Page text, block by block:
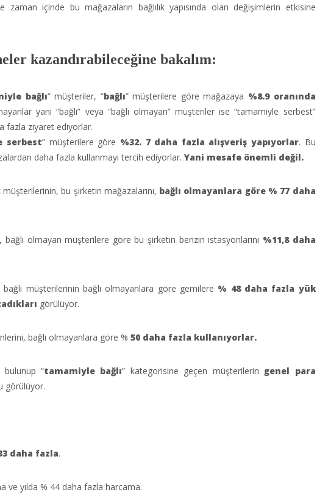
zaman içinde bu mağazaların bağlılık yapısında olan değişimlerin etkisine
kazandırabileceğine bakalım:
bağlı” müşteriler, “bağlı” müşterilere göre mağazaya %8.9 oranında
yani “bağlı” veya “bağlı olmayan” müşteriler ise “tamamiyle serbest”
fazla ziyaret ediyorlar.
serbest” müşterilere göre %32. 7 daha fazla alışveriş yapıyorlar. Bu
daha fazla kullanmayı tercih ediyorlar. Yani mesafe önemli değil.
bu şirketin mağazalarını, bağlı olmayanlara göre % 77 daha
olmayan müşterilere göre bu şirketin benzin istasyonlarını %11,8 daha
müşterilerinin bağlı olmayanlara göre gemilere % 48 daha fazla yük
görülüyor.
bağlı olmayanlara göre % 50 daha fazla kullanıyorlar.
bulunup “tamamiyle bağlı” kategorisine geçen müşterilerin genel para
görülüyor.
daha fazla.
ve yılda % 44 daha fazla harcama.